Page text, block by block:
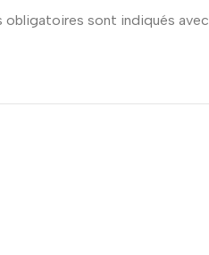
obligatoires sont indiqués avec